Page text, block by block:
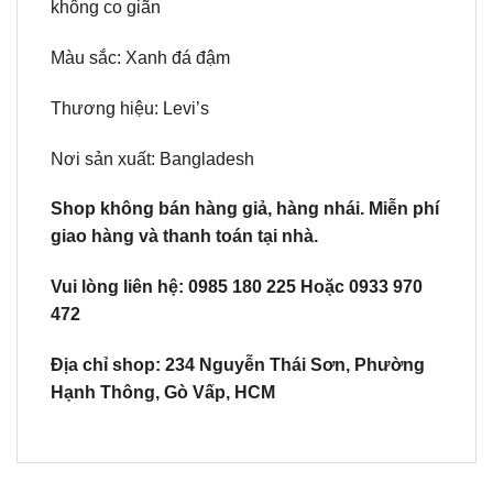
không co giãn
Màu sắc: Xanh đá đậm
Thương hiệu: Levi’s
Nơi sản xuất: Bangladesh
Shop không bán hàng giả, hàng nhái. Miễn phí
giao hàng và thanh toán tại nhà.
Vui lòng liên hệ: 0985 180 225 Hoặc 0933 970
472
Địa chỉ shop: 234 Nguyễn Thái Sơn, Phường
Hạnh Thông, Gò Vấp, HCM